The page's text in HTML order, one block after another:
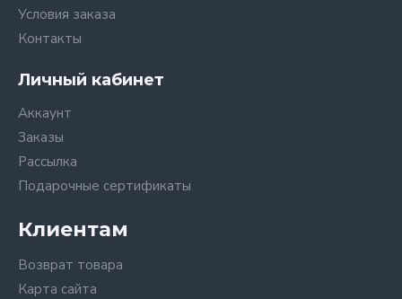
Условия заказа
Контакты
Личный кабинет
Аккаунт
Заказы
Рассылка
Подарочные сертификаты
Клиентам
Возврат товара
Карта сайта